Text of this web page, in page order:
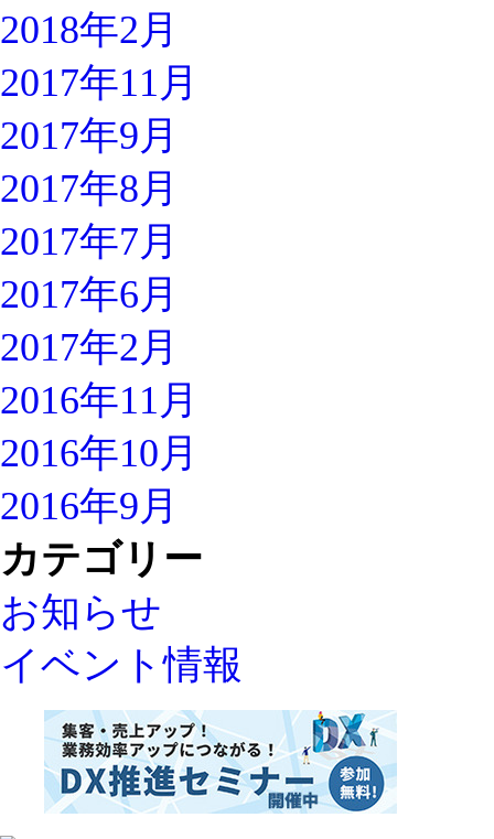
2018年2月
2017年11月
2017年9月
2017年8月
2017年7月
2017年6月
2017年2月
2016年11月
2016年10月
2016年9月
カテゴリー
お知らせ
イベント情報